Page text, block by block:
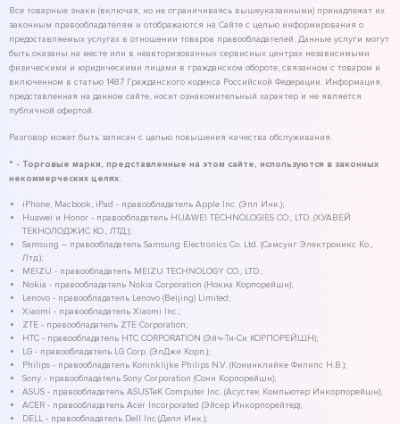
Все товарные знаки (включая, но не ограничиваясь вышеуказанными) принадлежат их
законным правообладателям и отображаются на Сайте с целью информирования о
предоставляемых услугах в отношении товаров правообладателей. Данные услуги могут
быть оказаны на месте или в неавторизованных сервисных центрах независимыми
физическими и юридическими лицами в гражданском обороте, связанном с товаром и
включенном в статью 1487 Гражданского кодекса Российской Федерации. Информация,
представленная на данном сайте, носит ознакомительный характер и не является
публичной офертой.
Разговор может быть записан с целью повышения качества обслуживания.
* - Торговые марки, представленные на этом сайте, используются в законных
некоммерческих целях.
iPhone, Macbook, iPad - правообладатель Apple Inc. (Эпл Инк.);
Huawei и Honor - правообладатель HUAWEI TECHNOLOGIES CO., LTD. (ХУАВЕЙ
ТЕКНОЛОДЖИС КО., ЛТД.);
Samsung – правообладатель Samsung Electronics Co. Ltd. (Самсунг Электроникс Ко.,
Лтд.);
MEIZU - правообладатель MEIZU TECHNOLOGY CO., LTD.;
Nokia - правообладатель Nokia Corporation (Нокиа Корпорейшн);
Lenovo - правообладатель Lenovo (Beijing) Limited;
Xiaomi - правообладатель Xiaomi Inc.;
ZTE - правообладатель ZTE Corporation;
HTC - правообладатель HTC CORPORATION (Эйч-Ти-Си КОРПОРЕЙШН);
LG - правообладатель LG Corp. (ЭлДжи Корп.);
Philips - правообладатель Koninklijke Philips N.V. (Конинклийке Филипс Н.В.);
Sony - правообладатель Sony Corporation (Сони Корпорейшн);
ASUS - правообладатель ASUSTeK Computer Inc. (Асустек Компьютер Инкорпорейшн);
ACER - правообладатель Acer Incorporated (Эйсер Инкорпорейтед);
DELL - правообладатель Dell Inc.(Делл Инк.);